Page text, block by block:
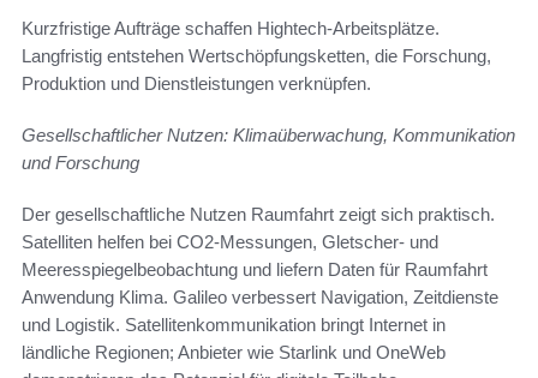
Kurzfristige Aufträge schaffen Hightech-Arbeitsplätze.
Langfristig entstehen Wertschöpfungsketten, die Forschung,
Produktion und Dienstleistungen verknüpfen.
Gesellschaftlicher Nutzen: Klimaüberwachung, Kommunikation
und Forschung
Der gesellschaftliche Nutzen Raumfahrt zeigt sich praktisch.
Satelliten helfen bei CO2-Messungen, Gletscher- und
Meeresspiegelbeobachtung und liefern Daten für Raumfahrt
Anwendung Klima. Galileo verbessert Navigation, Zeitdienste
und Logistik. Satellitenkommunikation bringt Internet in
ländliche Regionen; Anbieter wie Starlink und OneWeb